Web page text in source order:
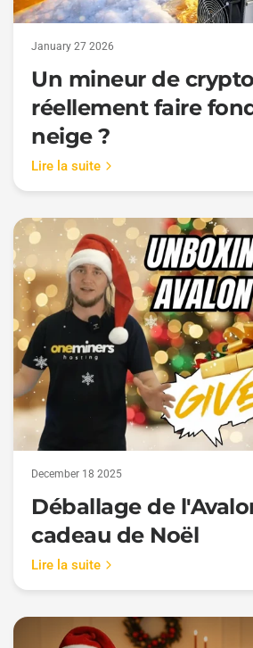
January 27 2026
Un mineur de
réellement faire
neige ?
Lire la suite
December 18 2025
Déballage de
cadeau de Noël
Lire la suite